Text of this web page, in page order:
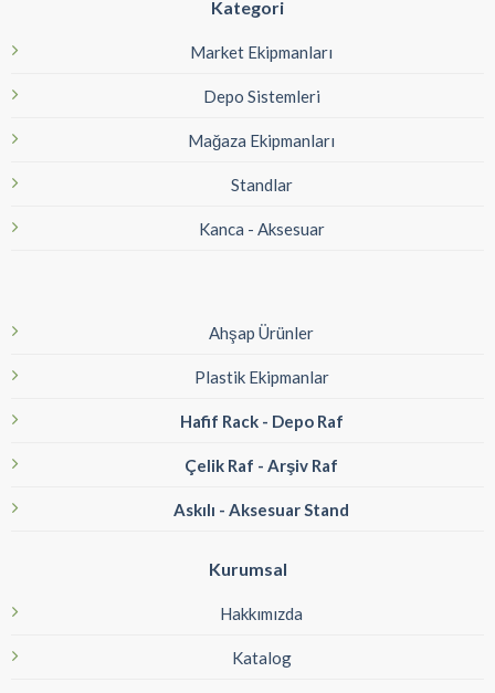
Kategori
Market Ekipmanları
Depo Sistemleri
Mağaza Ekipmanları
Standlar
Kanca - Aksesuar
Ahşap Ürünler
Plastik Ekipmanlar
Hafif Rack - Depo Raf
Çelik Raf - Arşiv Raf
Askılı - Aksesuar Stand
Kurumsal
Hakkımızda
Katalog